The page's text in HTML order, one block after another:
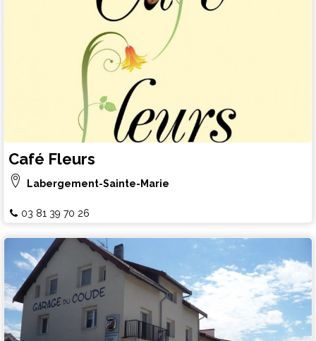
Café Fleurs
Labergement-Sainte-Marie
03 81 39 70 26